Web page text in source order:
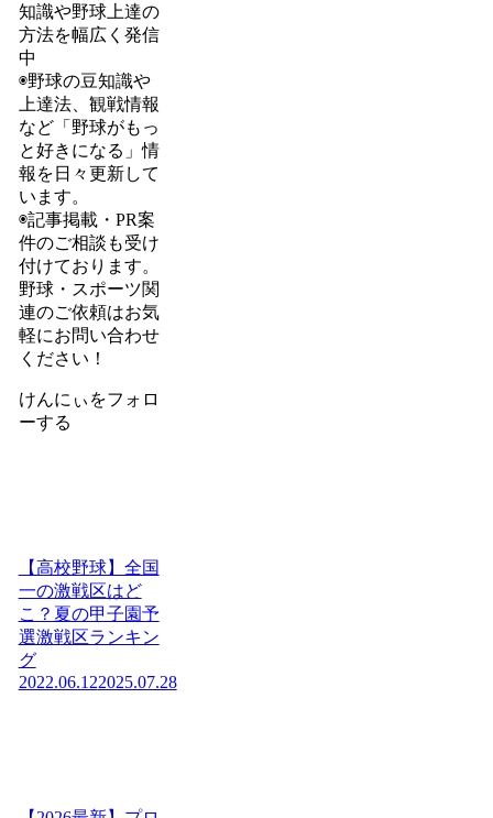
知識や野球上達の
方法を幅広く発信
中
◉野球の豆知識や
上達法、観戦情報
など「野球がもっ
と好きになる」情
報を日々更新して
います。
◉記事掲載・PR案
件のご相談も受け
付けております。
野球・スポーツ関
連のご依頼はお気
軽にお問い合わせ
ください！
けんにぃをフォロ
ーする
【高校野球】全国
一の激戦区はど
こ？夏の甲子園予
選激戦区ランキン
グ
2022.06.122025.07.28